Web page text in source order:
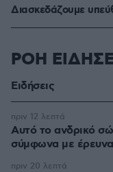
Διασκεδάζουμε
ΡΟΗ
Ειδήσεις
Αυτό το ανδρικό
σύμφωνα με έρευνα
πριν 12 λεπτά
πριν 20 λεπτά